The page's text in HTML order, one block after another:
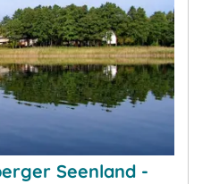
Seenland -